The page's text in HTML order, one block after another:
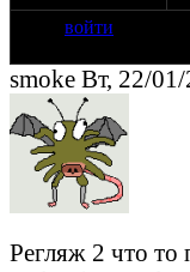
войти
smoke Вт, 22/
Регляж 2 что то